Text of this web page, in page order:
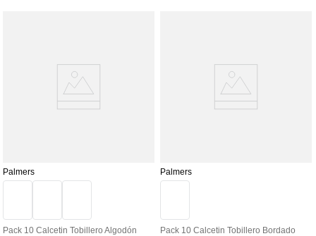
Palmers
Pack 10 Calcetin Tobillero Algodón
Palmers
Pack 10 Calcetin Tobillero Bordado